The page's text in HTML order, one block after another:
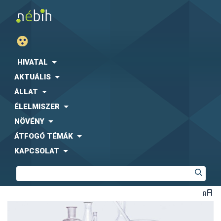
HIVATAL
AKTUÁLIS
ÁLLAT
ÉLELMISZER
NÖVÉNY
ÁTFOGÓ TÉMÁK
KAPCSOLAT